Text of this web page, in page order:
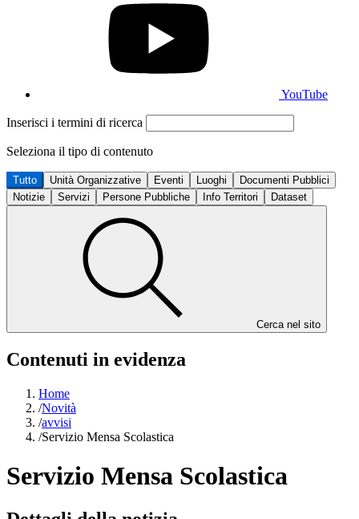
YouTube
Inserisci i termini di ricerca
Seleziona il tipo di contenuto
Tutto Unità Organizzative Eventi Luoghi
Documenti Pubblici
Notizie
Servizi Persone Pubbliche Info Territori Dataset
Cerca nel sito
Contenuti in evidenza
Home
/Novità
/avvisi
/Servizio Mensa Scolastica
Servizio Mensa Scolastica